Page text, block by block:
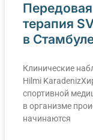
терапия
в
Клинические
Hilmi
спортивной
в организме
начинаются